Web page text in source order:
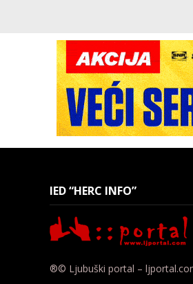
IED “HERC INFO”
®© Ljubuški portal –